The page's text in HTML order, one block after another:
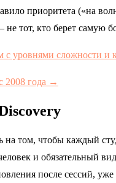
приоритета («на
тот, кто берет самую
2008 года →
том, чтобы каждый
и обязательный
после сессий,